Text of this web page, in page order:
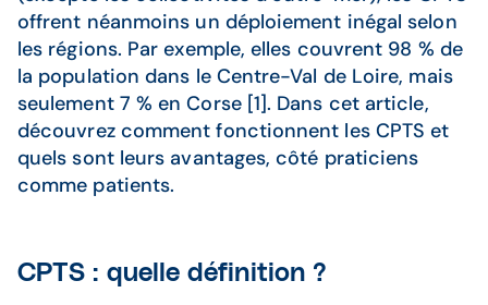
offrent néanmoins un déploiement inégal selon
les régions. Par exemple, elles couvrent 98 % de
la population dans le Centre-Val de Loire, mais
seulement 7 % en Corse [1]. Dans cet article,
découvrez comment fonctionnent les CPTS et
quels sont leurs avantages, côté praticiens
comme patients.
CPTS : quelle définition ?